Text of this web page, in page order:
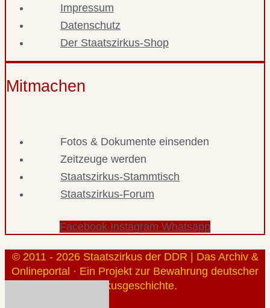
Impressum
Datenschutz
Der Staatszirkus-Shop
Mitmachen
Fotos & Dokumente einsenden
Zeitzeuge werden
Staatszirkus-Stammtisch
Staatszirkus-Forum
Facebook Instagram Whatsapp
© 2011 - 2026 Staatszirkus der DDR | Das Archiv &
Onlineportal · Ein Projekt zur Bewahrung deutscher
Zirkusgeschichte.